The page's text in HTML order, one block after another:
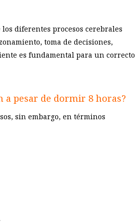
diferentes procesos cerebrales
toma de decisiones,
es fundamental para un correcto
a pesar de dormir 8 horas?
sin embargo, en términos